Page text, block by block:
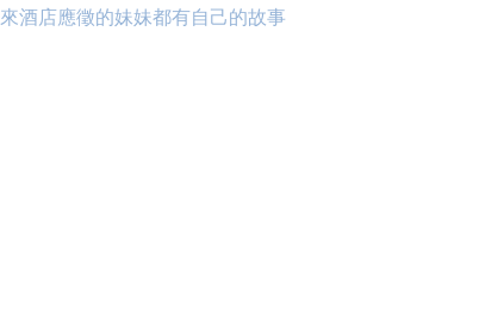
來酒店應徵的妹妹都有自己的故事